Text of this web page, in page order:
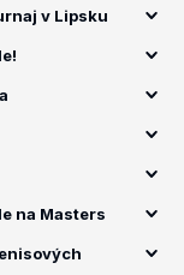
v Lipsku
na Masters